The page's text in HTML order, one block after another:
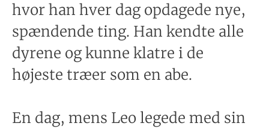
hvor han hver dag opdagede nye,
spændende ting. Han kendte alle
dyrene og kunne klatre i de
højeste træer som en abe.
En dag, mens Leo legede med sin